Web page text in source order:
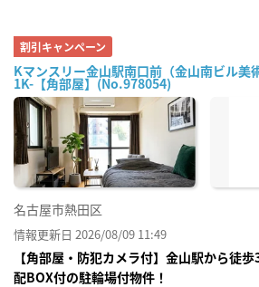
割引キャンペーン
Kマンスリー金山駅南口前（金山南ビル美
1K-【角部屋】(No.978054)
名古屋市熱田区
情報更新日 2026/08/09 11:49
【角部屋・防犯カメラ付】金山駅から徒
配BOX付の駐輪場付物件！